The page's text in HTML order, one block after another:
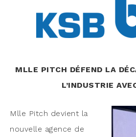
MLLE PITCH DÉFEND LA
L’INDUSTRIE
Mlle Pitch devient la
nou­velle agence de